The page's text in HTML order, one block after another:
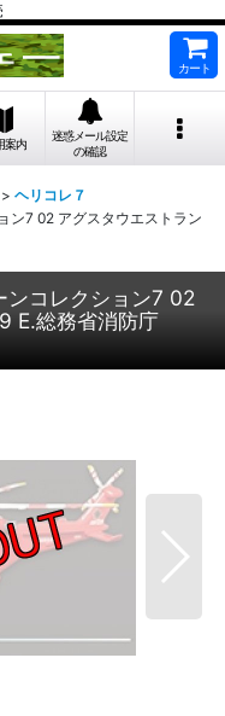
カート
案内
迷惑メール設定
の確認
> ヘリコレ７
ン7 02 アグスタウエストラン
ンコレクション7 02
E.総務省消防庁